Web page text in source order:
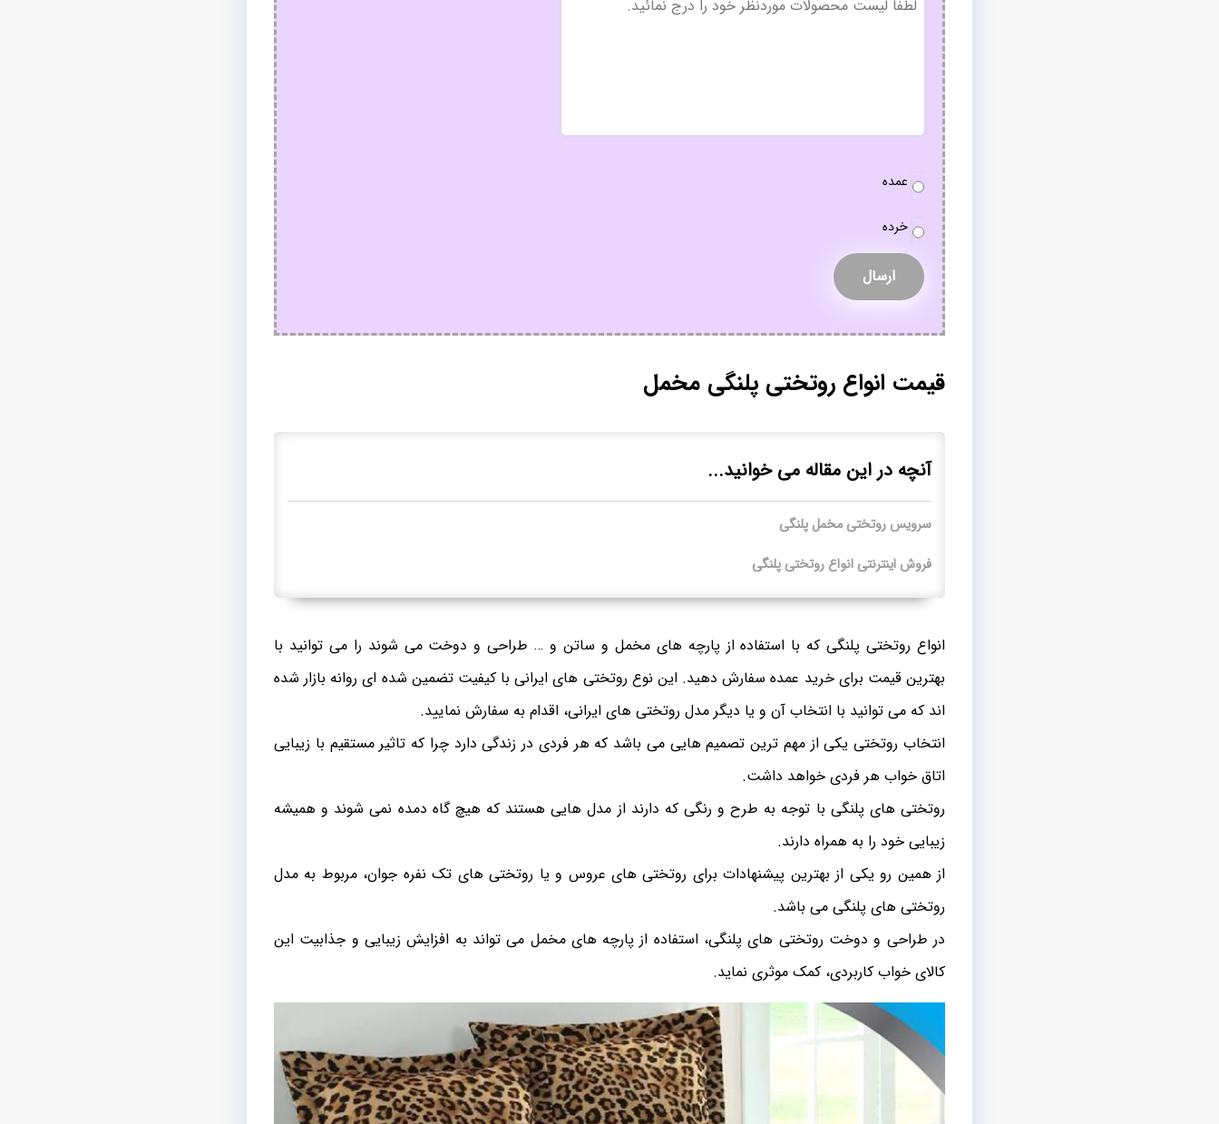
عنوان
عمده
خرده
قیمت انواع روتختی پلنگی مخمل
آنچه در این مقاله می خوانید...
سرویس روتختی مخمل پلنگی
فروش اینترنتی انواع روتختی پلنگی
انواع روتختی پلنگی که با استفاده از پارچه های مخمل و ساتن و … طراحی و دوخت می شوند را می توانید با
بهترین قیمت برای خرید عمده سفارش دهید. این نوع روتختی های ایرانی با کیفیت تضمین شده ای روانه بازار شده
اند که می توانید با انتخاب آن و یا دیگر مدل روتختی های ایرانی، اقدام به سفارش نمایید.
انتخاب روتختی یکی از مهم ترین تصمیم هایی می باشد که هر فردی در زندگی دارد چرا که تاثیر مستقیم با زیبایی
اتاق خواب هر فردی خواهد داشت.
روتختی های پلنگی با توجه به طرح و رنگی که دارند از مدل هایی هستند که هیچ گاه دمده نمی شوند و همیشه
زیبایی خود را به همراه دارند.
از همین رو یکی از بهترین پیشنهادات برای روتختی های عروس و یا روتختی های تک نفره جوان، مربوط به مدل
روتختی های پلنگی می باشد.
در طراحی و دوخت روتختی های پلنگی، استفاده از پارچه های مخمل می تواند به افزایش زیبایی و جذابیت این
کالای خواب کاربردی، کمک موثری نماید.